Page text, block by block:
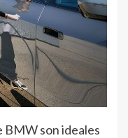
BMW son ideales